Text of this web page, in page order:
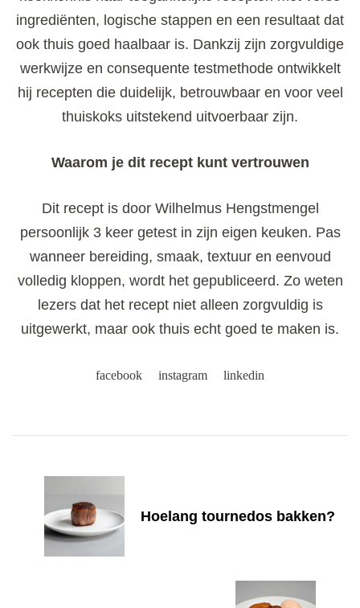
ingrediënten, logische stappen en een resultaat dat
ook thuis goed haalbaar is. Dankzij zijn zorgvuldige
werkwijze en consequente testmethode ontwikkelt
hij recepten die duidelijk, betrouwbaar en voor veel
thuiskoks uitstekend uitvoerbaar zijn.
Waarom je dit recept kunt vertrouwen
Dit recept is door Wilhelmus Hengstmengel
persoonlijk 3 keer getest in zijn eigen keuken. Pas
wanneer bereiding, smaak, textuur en eenvoud
volledig kloppen, wordt het gepubliceerd. Zo weten
lezers dat het recept niet alleen zorgvuldig is
uitgewerkt, maar ook thuis echt goed te maken is.
facebook instagram linkedin
Navigation
Hoelang tournedos bakken?